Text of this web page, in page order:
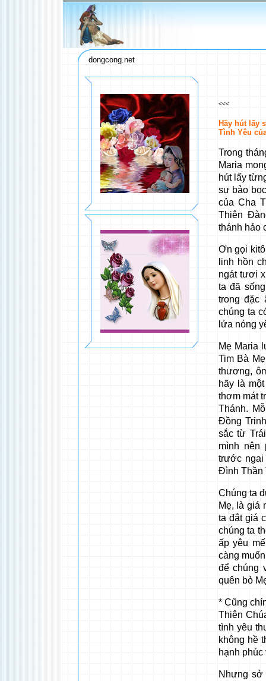
dongcong.net
<<<
Hãy hút lấy
Tình Yêu
Trong
Maria
hút lấy
sự bảo
của Cha
Thiên
thánh hảo
Ơn gọi
linh hồn
ngát tươi
ta đã
trong đặc
chúng ta
lửa nóng
Mẹ Maria
Tim Bà
thương,
hãy là
thơm mát
Thánh.
Đồng
sắc từ
mình nên
trước ngai
Đình Thần
Chúng ta
Mẹ, là giá
ta đắt giá
chúng ta
ấp yêu
càng
để chúng
quên bỏ
* Cũng
Thiên
tình yêu
không hề
hạnh
Nhưng